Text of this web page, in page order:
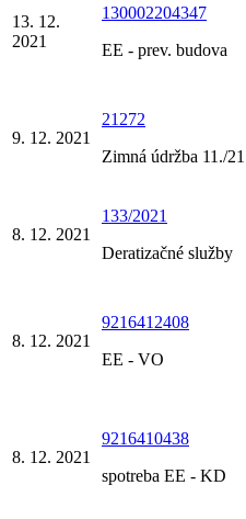
13. 12.
2021
130002204347
EE - prev. budova
9. 12. 2021
21272
Zimná údržba 11./21
8. 12. 2021
133/2021
Deratizačné služby
8. 12. 2021
9216412408
EE - VO
8. 12. 2021
9216410438
spotreba EE - KD